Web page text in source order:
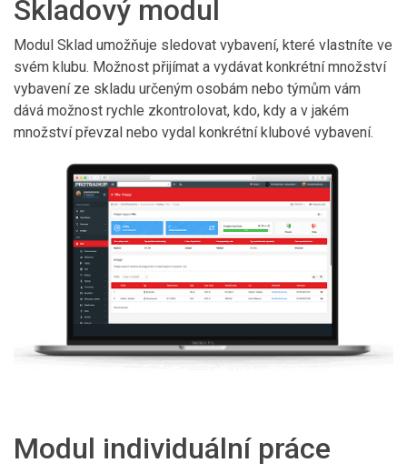
Skladový modul
Modul Sklad umožňuje sledovat vybavení, které vlastníte ve
svém klubu. Možnost přijímat a vydávat konkrétní množství
vybavení ze skladu určeným osobám nebo týmům vám
dává možnost rychle zkontrolovat, kdo, kdy a v jakém
množství převzal nebo vydal konkrétní klubové vybavení.
Modul individuální práce